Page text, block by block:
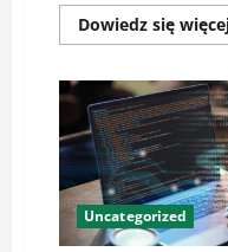
Dowiedz się
Uncategorized